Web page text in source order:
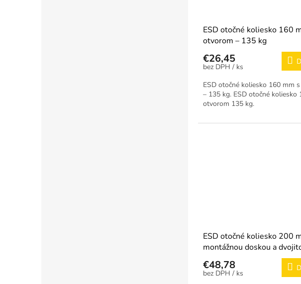
ESD otočné koliesko 160
otvorom – 135 kg
€26,45
/ ks
ESD otočné koliesko 160 mm
– 135 kg. ESD otočné koliesko
otvorom 135 kg.
ESD otočné koliesko 200
montážnou doskou a
brzdou – 205 kg
€48,78
/ ks